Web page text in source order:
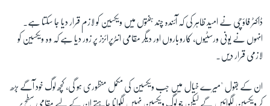
زبان
ڈاکٹر فاؤچی نے امید ظاہر کی کہ آئندہ چند ہفتوں میں ویکسین کو لازم قرار دیا جا سکتا ہے۔
انہوں نے یونی ورسٹیوں، کاروباروں اور دیگر مقامی انٹرپرائزز پر زور دیا ہے کہ وہ ویکسین کو
لازمی قرار دیں۔
ان کے بقول "میرے خیال میں جب ویکسین کی مکمل منظوری ہو گی، کچھ لوگ خود آگے بڑھ
کر ویکسین لگوائیں گے لیکن جو لوگ ویکسین نہیں لگوانا چاہتے ان کے لیے مقامی سطح پر